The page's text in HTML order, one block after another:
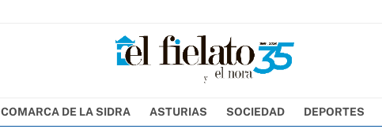
COMARCA DE LA SIDRA ASTURIAS SOCIEDAD DEPORTES